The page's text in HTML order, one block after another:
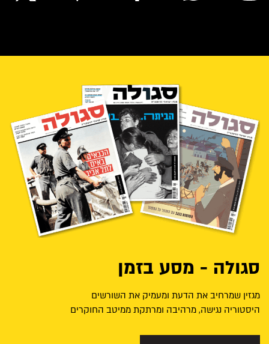
סגולה - מסע בזמן
מגזין שמרחיב את הדעת ומעמיק את השורשים
היסטוריה נגישה, מרהיבה ומרתקת ממיטב החוקרים